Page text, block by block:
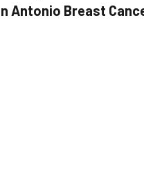
Antonio Breast